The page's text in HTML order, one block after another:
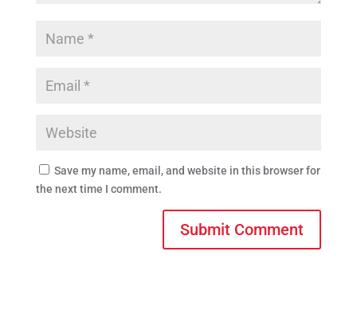
Save my name, email, and website in this browser for
the next time I comment.